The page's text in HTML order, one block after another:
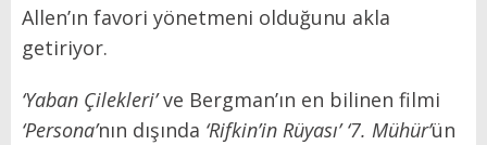
Allen’ın favori yönetmeni olduğunu akla
getiriyor.
‘Yaban Çilekleri’ve Bergman’ın en bilinen filmi
‘Persona’nın dışında ‘Rifkin’in Rüyası’ ‘7. Mühür’ün